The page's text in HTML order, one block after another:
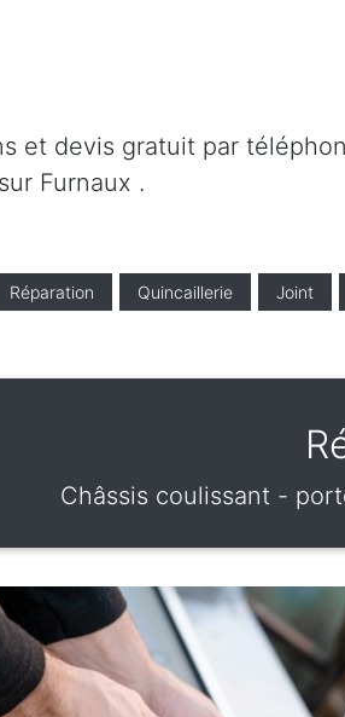
et devis gratuit par
Furnaux .
Réparation Quincaillerie Joint
Châssis coulissant -